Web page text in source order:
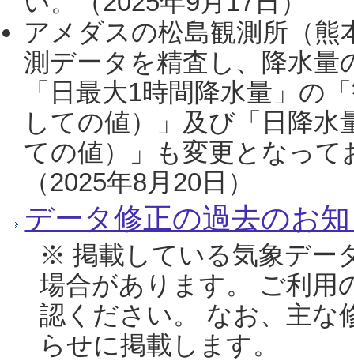
アメダスの松島観測所（熊
測データを精査し、降水
「日最大1時間降水量」の
しての値）」及び「日降
ての値）」も変更となっ
（2025年8月20日）
データ修正の過去のお
※ 掲載している気象デー
場合があります。 ご利用
認ください。 なお、主な
らせに掲載します。